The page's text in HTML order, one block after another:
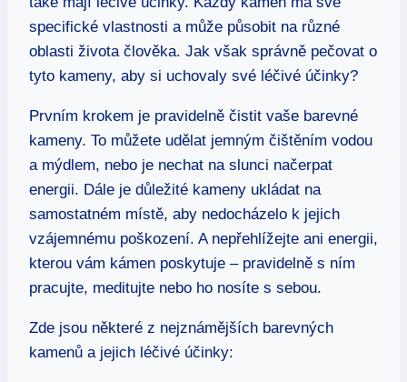
specifické vlastnosti a může působit na různé
oblasti života člověka. Jak však správně pečovat o
tyto kameny, aby si uchovaly své léčivé účinky?
Prvním krokem je pravidelně čistit vaše barevné
kameny. To můžete udělat jemným čištěním vodou
a mýdlem, nebo je nechat na slunci načerpat
energii. Dále je důležité kameny ukládat na
samostatném místě, aby nedocházelo k jejich
vzájemnému poškození. A nepřehlížejte ani energii,
kterou vám kámen poskytuje – pravidelně s ním
pracujte, meditujte nebo ho nosíte s sebou.
Zde jsou některé z nejznámějších barevných
kamenů a jejich léčivé účinky: